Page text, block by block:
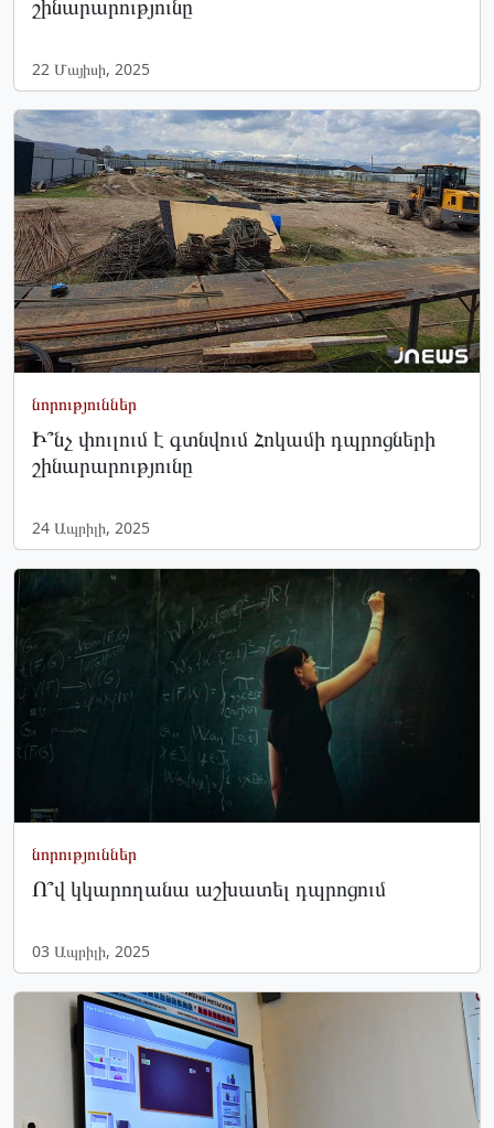
շինարարությունը
22 Մայիսի, 2025
նորություններ
Ի՞նչ փուլում է գտնվում Հոկամի դպրոցների
շինարարությունը
24 Ապրիլի, 2025
նորություններ
Ո՞վ կկարողանա աշխատել դպրոցում
03 Ապրիլի, 2025